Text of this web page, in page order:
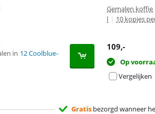
in 12 Coolblue-
Gemalen koffie
l | 10 kopjes
109,-
Op
Vergelijken
Gratisbezorgd wanneer